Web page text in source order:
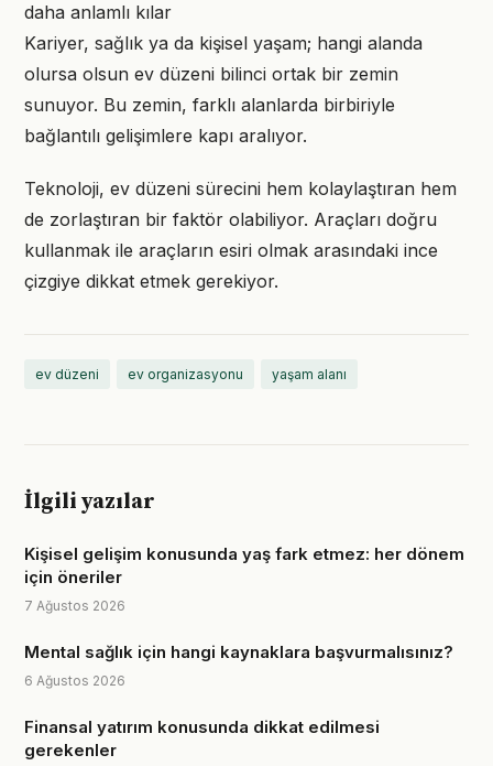
daha anlamlı kılar
Kariyer, sağlık ya da kişisel yaşam; hangi alanda
olursa olsun ev düzeni bilinci ortak bir zemin
sunuyor. Bu zemin, farklı alanlarda birbiriyle
bağlantılı gelişimlere kapı aralıyor.
Teknoloji, ev düzeni sürecini hem kolaylaştıran hem
de zorlaştıran bir faktör olabiliyor. Araçları doğru
kullanmak ile araçların esiri olmak arasındaki ince
çizgiye dikkat etmek gerekiyor.
ev düzeni ev organizasyonu yaşam alanı
İlgili yazılar
Kişisel gelişim konusunda yaş fark etmez: her dönem
için öneriler
7 Ağustos 2026
Mental sağlık için hangi kaynaklara başvurmalısınız?
6 Ağustos 2026
Finansal yatırım konusunda dikkat edilmesi
gerekenler